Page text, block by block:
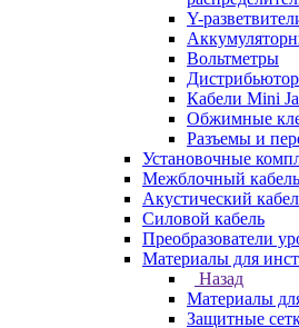
Y-
Вольтметры
Кабели Mini
Обжимные
Разъемы и
Установочные
Межблочный кабель
Акустический
Силовой кабель
Преобразователи
Материалы для
Назад
Материалы
Защитные